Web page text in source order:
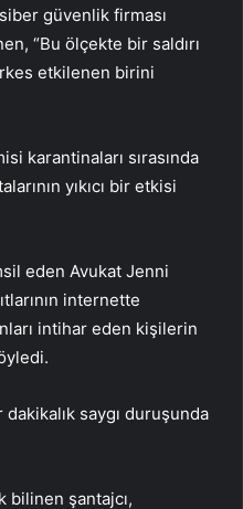
siber güvenlik firması
“Bu ölçekte bir saldırı
etkilenen birini
karantinaları sırasında
yıkıcı bir etkisi
eden Avukat Jenni
internette
intihar eden kişilerin
saygı duruşunda
bilinen şantajcı,